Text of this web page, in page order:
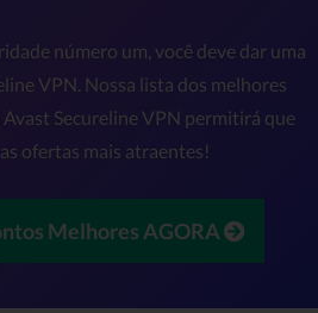
número um, você deve dar uma
VPN. Nossa lista dos melhores
Secureline VPN permitirá que
ofertas mais atraentes!
Melhores AGORA